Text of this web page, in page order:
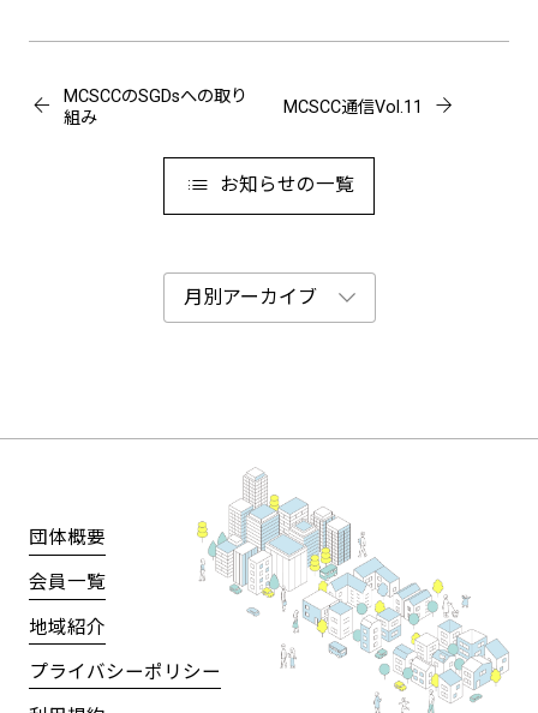
MCSCCのSGDsへの取り
組み
お知らせの一覧
MCSCC通信Vol.11
団体概要
会員一覧
地域紹介
プライバシーポリシー